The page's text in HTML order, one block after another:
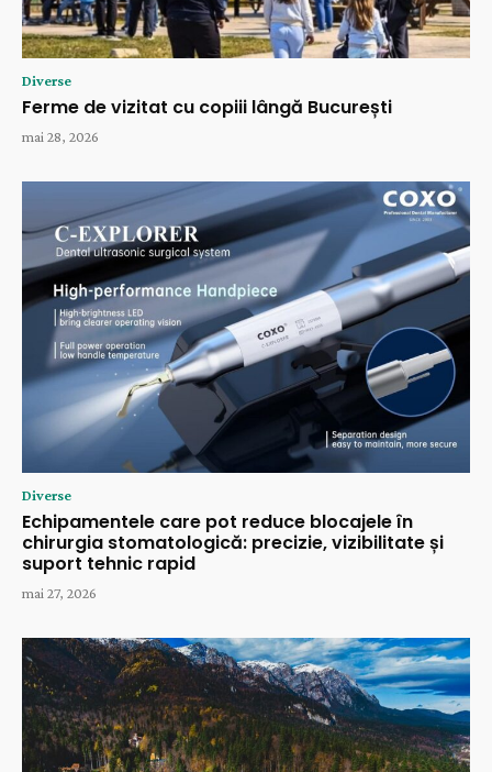
Diverse
Ferme de vizitat cu copiii lângă București
mai 28, 2026
Diverse
Echipamentele care pot reduce blocajele în
chirurgia stomatologică: precizie, vizibilitate și
suport tehnic rapid
mai 27, 2026